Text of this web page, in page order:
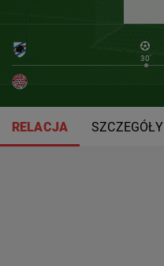
30'
RELACJA SZCZEGÓŁY